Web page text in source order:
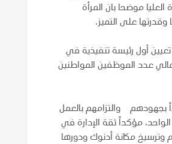
موضحا بان المرأة
أول رئيسة تنفيذية في
عدد الموظفين المواطنين
بجهودهم والتزامهم بالعمل
مؤكداً ثقة الإدارة في
وترسيخ مكانة أدنوك ودورها